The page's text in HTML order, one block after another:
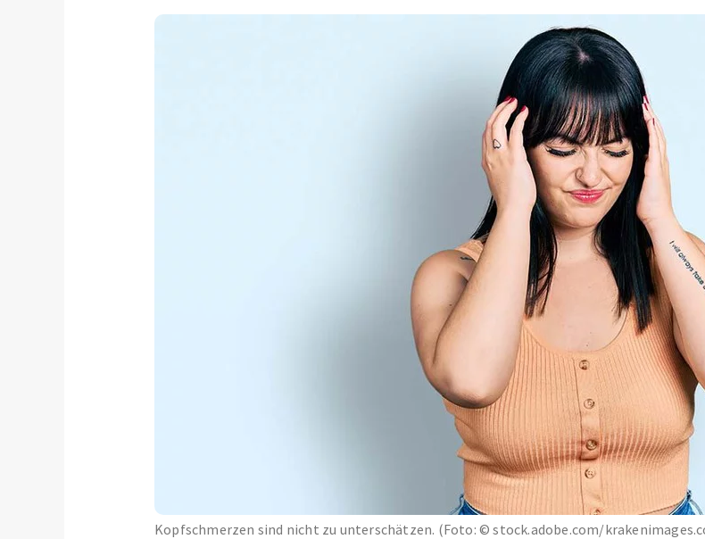
Kopfschmerzen sind nicht zu unterschätzen. (Foto: © stock.adobe.com/